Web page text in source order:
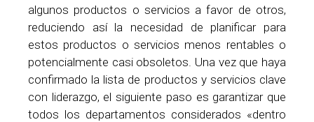
algunos productos o servicios a favor de otros,
reduciendo así la necesidad de planificar para
estos productos o servicios menos rentables o
potencialmente casi obsoletos. Una vez que haya
confirmado la lista de productos y servicios clave
con liderazgo, el siguiente paso es garantizar que
todos los departamentos considerados «dentro